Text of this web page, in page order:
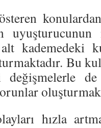
kademedeki
Bu
değişmelerle
hızla